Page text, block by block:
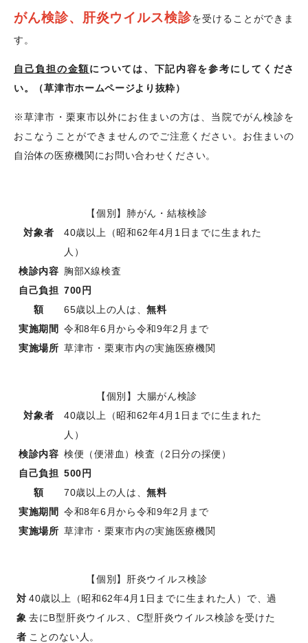
がん検診、肝炎ウイルス検診を受けることができま
す。
自己負担の金額については、下記内容を参考にしてくださ
い。（草津市ホームページより抜粋）
※草津市・栗東市以外にお住まいの方は、当院でがん検診を
おこなうことができませんのでご注意ください。お住まいの
自治体の医療機関にお問い合わせください。
【個別】肺がん・結核検診
対象者
40歳以上（昭和62年4月1日までに生まれた
人）
検診内容 胸部X線検査
自己負担
額
700円
65歳以上の人は、無料
実施期間
令和8年6月から令和9年2月まで
実施場所 草津市・栗東市内の実施医療機関
【個別】大腸がん検診
対象者
40歳以上（昭和62年4月1日までに生まれた
人）
検診内容 検便（便潜血）検査（2日分の採便）
自己負担
額
500円
70歳以上の人は、無料
実施期間
令和8年6月から令和9年2月まで
実施場所 草津市・栗東市内の実施医療機関
【個別】肝炎ウイルス検診
対
象
者
40歳以上（昭和62年4月1日までに生まれた人）で、過
去にB型肝炎ウイルス、C型肝炎ウイルス検診を受けた
ことのない人。